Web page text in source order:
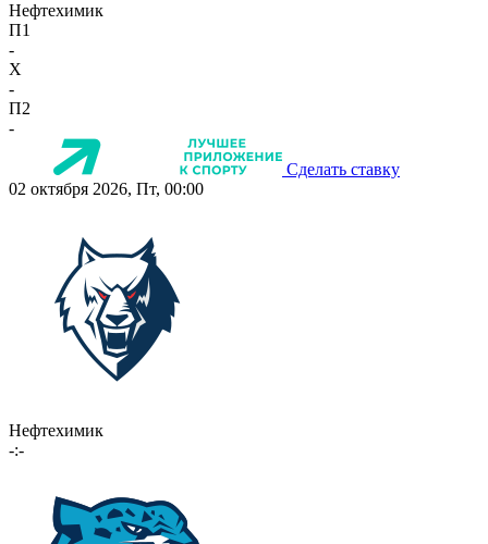
Нефтехимик
П1
-
X
-
П2
-
Сделать ставку
02 октября 2026, Пт, 00:00
Нефтехимик
-:-